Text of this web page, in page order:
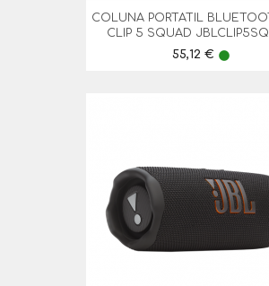
COLUNA PORTATIL
CLIP 5 SQUAD
Preço
55,12 € lens